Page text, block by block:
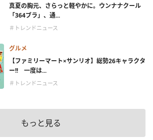
真夏の胸元、さらっと軽やかに。ウンナナクール
「364ブラ」、通...
＃トレンドニュース
グルメ
【ファミリーマート×サンリオ】総勢26キャラクタ
ー!! 一度は...
＃トレンドニュース
もっと見る